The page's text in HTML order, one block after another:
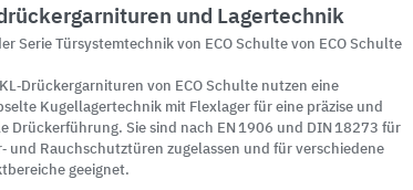
und Lagertechnik
Serie Türsystemtechnik von ECO Schulte von ECO Schulte
von ECO Schulte nutzen eine
Kugellagertechnik mit Flexlager für eine präzise und
Drückerführung. Sie sind nach EN 1906 und DIN 18273 für
und Rauchschutztüren zugelassen und für verschiedene
geeignet.